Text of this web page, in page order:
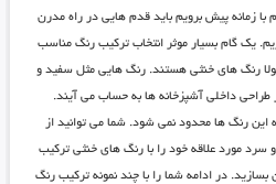
با زمانه پیش برویم باید قدم هایی در راه مدرن
یک گام بسیار موثر انتخاب ترکیب رنگ مناسب
رنگ های خنثی هستند. رنگ هایی مثل سفید و
داخلی آشپزخانه ها به حساب می آیند.
این رنگ ها محدود نمی شود. شما می توانید از
مورد علاقه خود را با رنگ های خنثی ترکیب
در ادامه شما را با چند نمونه ترکیب رنگ